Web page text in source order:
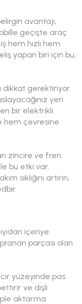
avantajı,
geçişte araç
hem hızlı hem
yapan biri için bu,
gerektiriyor.
yeri
bir elektrikli
hem çevresine
zincire ve fren
bu etki var.
sıklığını artırın;
içeriye
parçası olan
yüzeyinde pas
ve dişli
aktarma